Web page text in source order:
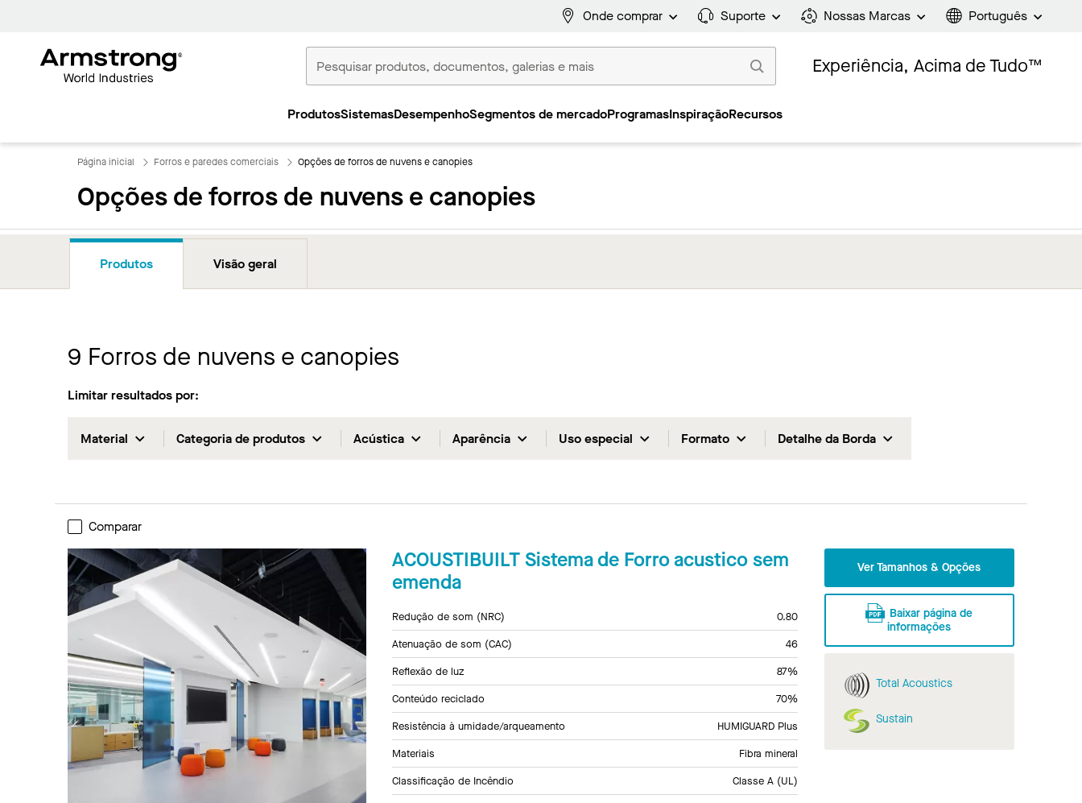
Onde comprar Suporte Nossas Marcas Português
Início
Experiência, Acima de Tudo™
ProdutosSistemasDesempenhoSegmentos de mercadoProgramasInspiraçãoRecursos
Página inicial Forros e paredes comerciais Opções de forros de nuvens e canopies
Opções de forros de nuvens e canopies
Produtos Visão geral
9 Forros de nuvens e canopies
Limitar resultados por:
Material Categoria de produtos Acústica Aparência Uso especial Formato Detalhe da Borda
Comparar
ACOUSTIBUILT Sistema de Forro acustico sem
emenda
Redução de som (NRC)
0.80
Atenuação de som (CAC)
46
Reflexão de luz
87%
Conteúdo reciclado
70%
Resistência à umidade/arqueamento
HUMIGUARD Plus
Materiais
Fibra mineral
Classificação de Incêndio
Classe A (UL)
Ver Tamanhos & Opções
Baixar página de
informações
Total Acoustics
Sustain